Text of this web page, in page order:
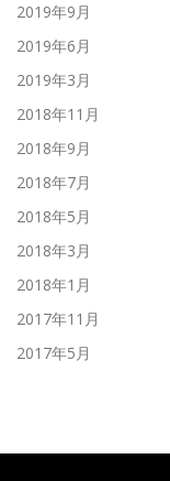
2019年9月
2019年6月
2019年3月
2018年11月
2018年9月
2018年7月
2018年5月
2018年3月
2018年1月
2017年11月
2017年5月